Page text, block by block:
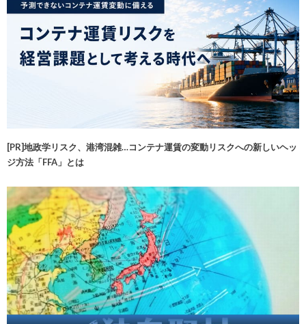
[PR]地政学リスク、港湾混雑…コンテナ運賃の変動リスクへの新しいヘッ
ジ方法「FFA」とは